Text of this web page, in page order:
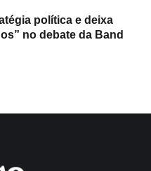
política e deixa
no debate da Band